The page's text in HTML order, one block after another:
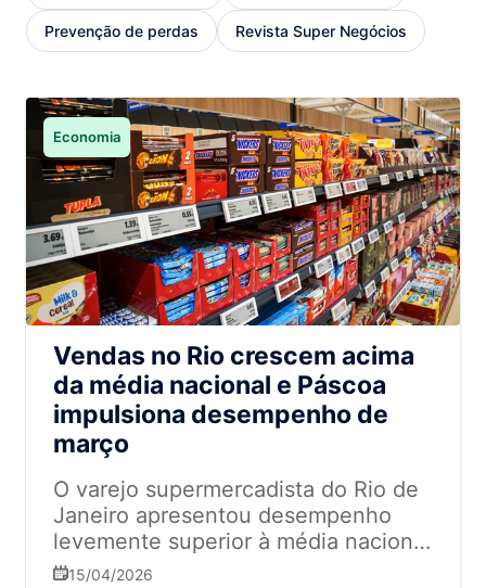
Prevenção de perdas Revista Super Negócios
Economia
Vendas no Rio crescem acima
da média nacional e Páscoa
impulsiona desempenho de
março
O varejo supermercadista do Rio de
Janeiro apresentou desempenho
levemente superior à média nacional
em março de 2026, segundo dados
15/04/2026